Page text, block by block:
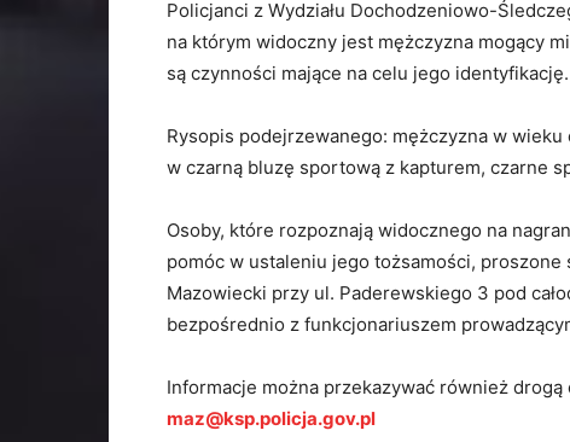
Policjanci z Wydziału Dochodzeniowo-
na którym widoczny jest mężczyzna mogący
są czynności mające na celu jego identyfikację.
Rysopis podejrzewanego: mężczyzna w
w czarną bluzę sportową z kapturem, czarne
Osoby, które rozpoznają widocznego na
pomóc w ustaleniu jego tożsamości,
Mazowiecki przy ul. Paderewskiego 3 pod
bezpośrednio z funkcjonariuszem
Informacje można przekazywać również
maz@ksp.policja.gov.pl